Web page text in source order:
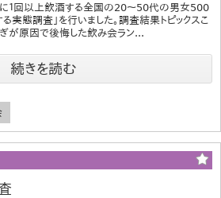
に１回以上飲酒する全国の20～50代の男女500
実態調査」を行いました。調査結果トピックスこ
が原因で後悔した飲み会ラン...
続きを読む